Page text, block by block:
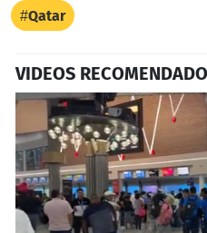
Qatar
VIDEOS